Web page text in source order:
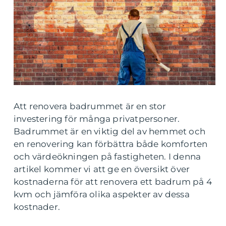
Att renovera badrummet är en stor
investering för många privatpersoner.
Badrummet är en viktig del av hemmet och
en renovering kan förbättra både komforten
och värdeökningen på fastigheten. I denna
artikel kommer vi att ge en översikt över
kostnaderna för att renovera ett badrum på 4
kvm och jämföra olika aspekter av dessa
kostnader.